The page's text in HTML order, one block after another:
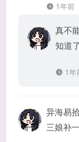
1年前
真不
知道
1年
异海易
三娘补